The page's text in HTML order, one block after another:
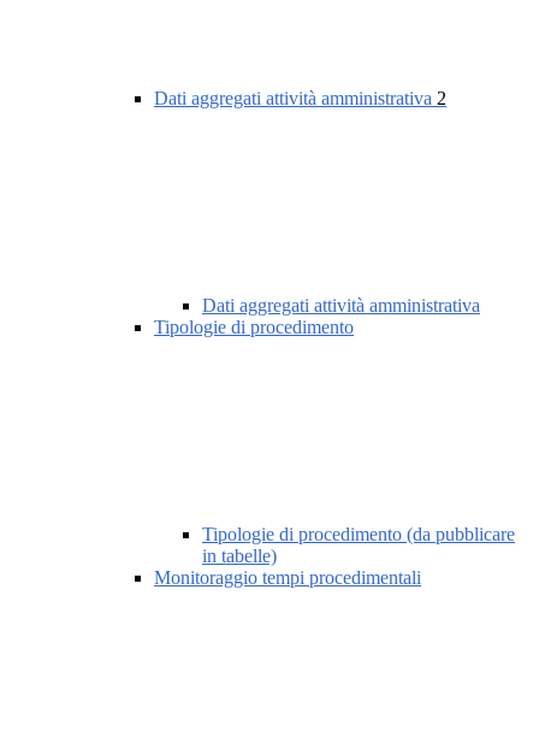
Dati aggregati attività amministrativa 2
Dati aggregati attività amministrativa
Tipologie di procedimento
Tipologie di procedimento (da pubblicare
in tabelle)
Monitoraggio tempi procedimentali